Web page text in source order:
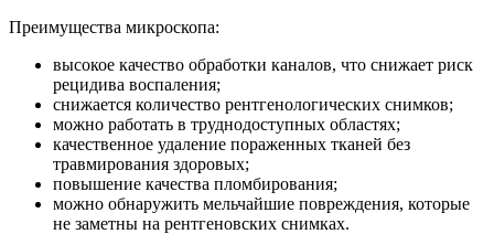
Преимущества микроскопа:
высокое качество обработки каналов, что снижает риск
рецидива воспаления;
снижается количество рентгенологических снимков;
можно работать в труднодоступных областях;
качественное удаление пораженных тканей без
травмирования здоровых;
повышение качества пломбирования;
можно обнаружить мельчайшие повреждения, которые
не заметны на рентгеновских снимках.